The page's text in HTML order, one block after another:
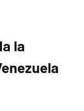
la